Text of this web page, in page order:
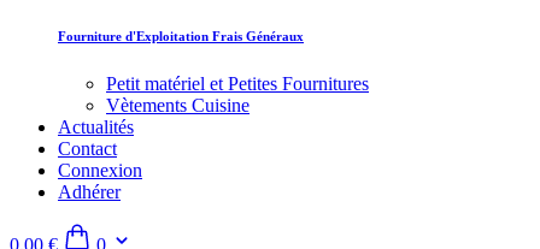
Fourniture d'Exploitation Frais Généraux
Petit matériel et Petites Fournitures
Vètements Cuisine
Actualités
Contact
Connexion
Adhérer